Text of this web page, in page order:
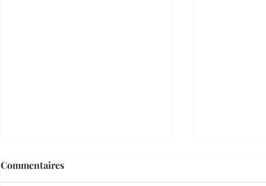
Commentaires